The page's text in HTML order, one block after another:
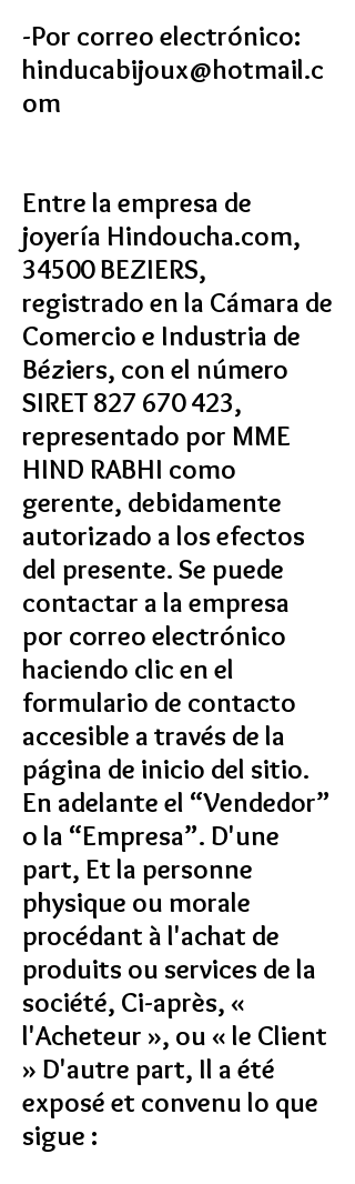
-Por correo electrónico:
hinducabijoux@hotmail.c
om
Entre la empresa de
joyería Hindoucha.com,
34500 BEZIERS,
registrado en la Cámara de
Comercio e Industria de
Béziers, con el número
SIRET 827 670 423,
representado por MME
HIND RABHI como
gerente, debidamente
autorizado a los efectos
del presente. Se puede
contactar a la empresa
por correo electrónico
haciendo clic en el
formulario de contacto
accesible a través de la
página de inicio del sitio.
En adelante el “Vendedor”
o la “Empresa”. D'une
part, Et la personne
physique ou morale
procédant à l'achat de
produits ou services de la
société, Ci-après, «
l'Acheteur », ou « le Client
» D'autre part, Il a été
exposé et convenu lo que
sigue :